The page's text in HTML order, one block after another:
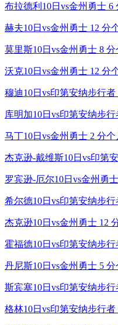
布拉德利10日vs金州勇士 6
赫夫10日vs金州勇士 12 分
莫里斯10日vs金州勇士 8
沃克10日vs金州勇士 12 分
穆迪10日vs印第安纳步行
库明加10日vs印第安纳步
马丁10日vs金州勇士 2 分
杰克逊-戴维斯10日vs印第
罗宾逊-厄尔10日vs金州勇
希尔德10日vs印第安纳步
杰克逊10日vs金州勇士 12
霍福德10日vs印第安纳步
丹尼斯10日vs金州勇士 5
斯宾塞10日vs印第安纳步
格林10日vs印第安纳步行